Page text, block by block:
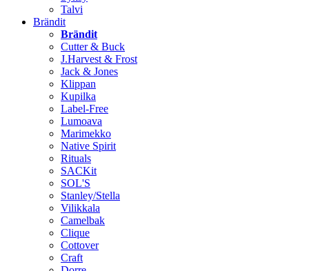
Talvi
Brändit
Brändit
Cutter & Buck
J.Harvest & Frost
Jack & Jones
Klippan
Kupilka
Label-Free
Lumoava
Marimekko
Native Spirit
Rituals
SACKit
SOL'S
Stanley/Stella
Vilikkala
Camelbak
Clique
Cottover
Craft